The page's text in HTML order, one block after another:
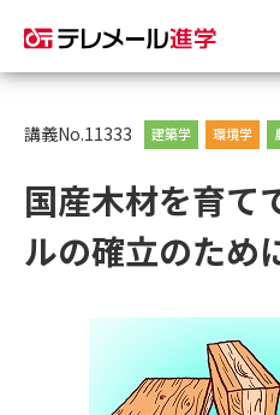
資料請求
大学・短大の資料種類から請
総合型選抜・学校推薦型選抜 募
講義No.11333 建築学 環境学
国産木材を育
ルの確立のため